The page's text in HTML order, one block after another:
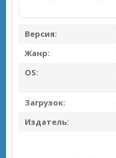
Версия:
Жанр:
OS:
Загрузок:
Издатель: